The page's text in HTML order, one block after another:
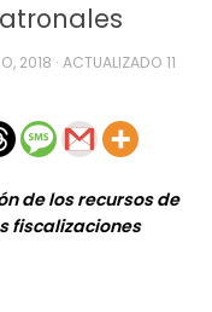
2018 · ACTUALIZADO 11
de los recursos de
fiscalizaciones